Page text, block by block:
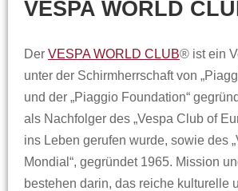
VESPA WORLD
Der VESPA WORLD CLUB® ist ein
unter der Schirmherrschaft von
und der „Piaggio Foundation“
als Nachfolger des „Vespa Club of
ins Leben gerufen wurde, sowie des
Mondial“, gegründet 1965. Mission
bestehen darin, das reiche kulturelle